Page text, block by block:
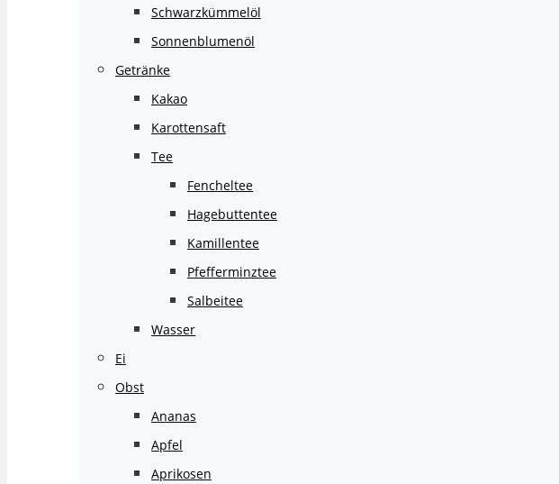
Schwarzkümmelöl
Sonnenblumenöl
Getränke
Kakao
Karottensaft
Tee
Fencheltee
Hagebuttentee
Kamillentee
Pfefferminztee
Salbeitee
Wasser
Ei
Obst
Ananas
Apfel
Aprikosen